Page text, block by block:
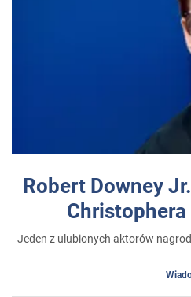
Robert Downey
Jeden z ulubionych aktorów